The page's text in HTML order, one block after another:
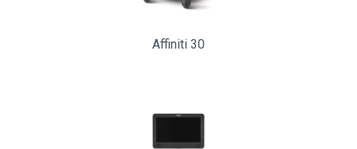
Affiniti 30